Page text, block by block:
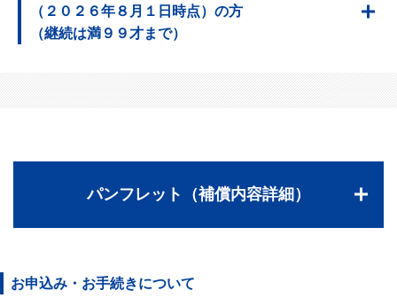
（２０２６年８月１日時点）の方
（継続は満９９才まで）
パンフレット（補償内容詳細）
お申込み・お手続きについて